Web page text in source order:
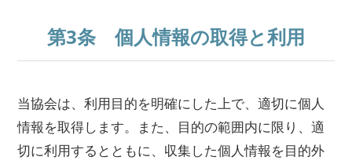
第3条 個人情報の取得と利用
当協会は、利用目的を明確にした上で、適切に個人
情報を取得します。また、目的の範囲内に限り、適
切に利用するとともに、収集した個人情報を目的外